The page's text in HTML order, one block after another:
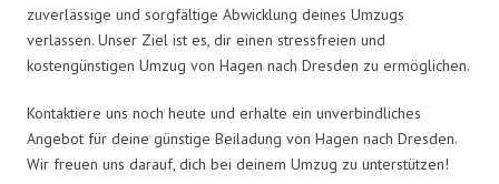
zuverlässige und sorgfältige Abwicklung deines Umzugs
verlassen. Unser Ziel ist es, dir einen stressfreien und
kostengünstigen Umzug von Hagen nach Dresden zu ermöglichen.
Kontaktiere uns noch heute und erhalte ein unverbindliches
Angebot für deine günstige Beiladung von Hagen nach Dresden.
Wir freuen uns darauf, dich bei deinem Umzug zu unterstützen!